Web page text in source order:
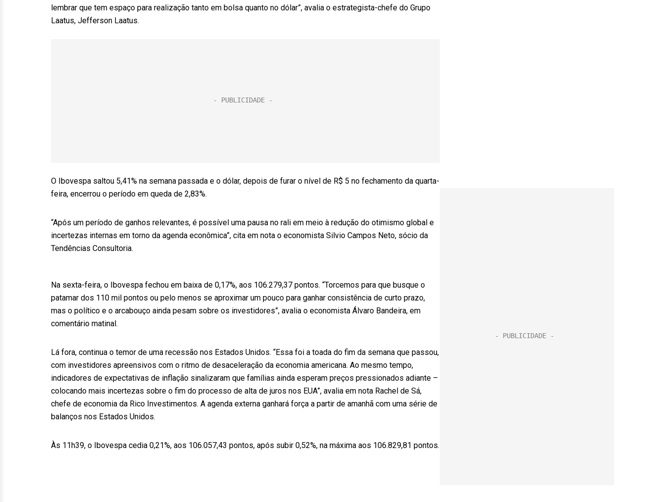
lembrar que tem espaço para realização tanto em bolsa quanto no dólar”, avalia o estrategista-chefe do Grupo
Laatus, Jefferson Laatus.
O Ibovespa saltou 5,41% na semana passada e o dólar, depois de furar o nível de R$ 5 no fechamento da quarta-
feira, encerrou o período em queda de 2,83%.
“Após um período de ganhos relevantes, é possível uma pausa no rali em meio à redução do otimismo global e
incertezas internas em torno da agenda econômica”, cita em nota o economista Silvio Campos Neto, sócio da
Tendências Consultoria.
Na sexta-feira, o Ibovespa fechou em baixa de 0,17%, aos 106.279,37 pontos. “Torcemos para que busque o
patamar dos 110 mil pontos ou pelo menos se aproximar um pouco para ganhar consistência de curto prazo,
mas o político e o arcabouço ainda pesam sobre os investidores”, avalia o economista Álvaro Bandeira, em
comentário matinal.
Lá fora, continua o temor de uma recessão nos Estados Unidos. “Essa foi a toada do fim da semana que passou,
com investidores apreensivos com o ritmo de desaceleração da economia americana. Ao mesmo tempo,
indicadores de expectativas de inflação sinalizaram que famílias ainda esperam preços pressionados adiante –
colocando mais incertezas sobre o fim do processo de alta de juros nos EUA”, avalia em nota Rachel de Sá,
chefe de economia da Rico Investimentos. A agenda externa ganhará força a partir de amanhã com uma série de
balanços nos Estados Unidos.
Às 11h39, o Ibovespa cedia 0,21%, aos 106.057,43 pontos, após subir 0,52%, na máxima aos 106.829,81 pontos.